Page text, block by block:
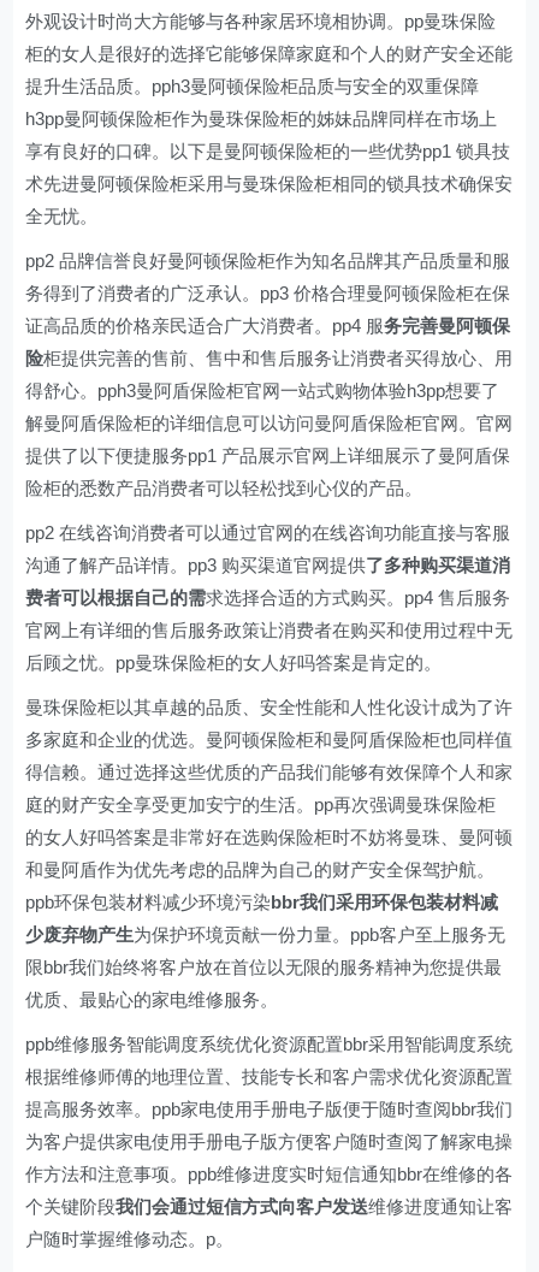
外观设计时尚大方能够与各种家居环境相协调。pp曼珠保险
柜的女人是很好的选择它能够保障家庭和个人的财产安全还能
提升生活品质。pph3曼阿顿保险柜品质与安全的双重保障
h3pp曼阿顿保险柜作为曼珠保险柜的姊妹品牌同样在市场上
享有良好的口碑。以下是曼阿顿保险柜的一些优势pp1 锁具技
术先进曼阿顿保险柜采用与曼珠保险柜相同的锁具技术确保安
全无忧。
pp2 品牌信誉良好曼阿顿保险柜作为知名品牌其产品质量和服
务得到了消费者的广泛承认。pp3 价格合理曼阿顿保险柜在保
证高品质的价格亲民适合广大消费者。pp4 服务完善曼阿顿保
险柜提供完善的售前、售中和售后服务让消费者买得放心、用
得舒心。pph3曼阿盾保险柜官网一站式购物体验h3pp想要了
解曼阿盾保险柜的详细信息可以访问曼阿盾保险柜官网。官网
提供了以下便捷服务pp1 产品展示官网上详细展示了曼阿盾保
险柜的悉数产品消费者可以轻松找到心仪的产品。
pp2 在线咨询消费者可以通过官网的在线咨询功能直接与客服
沟通了解产品详情。pp3 购买渠道官网提供了多种购买渠道消
费者可以根据自己的需求选择合适的方式购买。pp4 售后服务
官网上有详细的售后服务政策让消费者在购买和使用过程中无
后顾之忧。pp曼珠保险柜的女人好吗答案是肯定的。
曼珠保险柜以其卓越的品质、安全性能和人性化设计成为了许
多家庭和企业的优选。曼阿顿保险柜和曼阿盾保险柜也同样值
得信赖。通过选择这些优质的产品我们能够有效保障个人和家
庭的财产安全享受更加安宁的生活。pp再次强调曼珠保险柜
的女人好吗答案是非常好在选购保险柜时不妨将曼珠、曼阿顿
和曼阿盾作为优先考虑的品牌为自己的财产安全保驾护航。
ppb环保包装材料减少环境污染bbr我们采用环保包装材料减
少废弃物产生为保护环境贡献一份力量。ppb客户至上服务无
限bbr我们始终将客户放在首位以无限的服务精神为您提供最
优质、最贴心的家电维修服务。
ppb维修服务智能调度系统优化资源配置bbr采用智能调度系统
根据维修师傅的地理位置、技能专长和客户需求优化资源配置
提高服务效率。ppb家电使用手册电子版便于随时查阅bbr我们
为客户提供家电使用手册电子版方便客户随时查阅了解家电操
作方法和注意事项。ppb维修进度实时短信通知bbr在维修的各
个关键阶段我们会通过短信方式向客户发送维修进度通知让客
户随时掌握维修动态。p。